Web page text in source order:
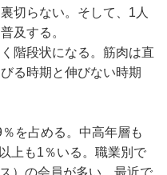
切らない。そして、1人
及する。
階段状になる。筋肉は直
る時期と伸びない時期
を占める。中高年層も
上も1％いる。職業別で
）の会員が多い。最近で